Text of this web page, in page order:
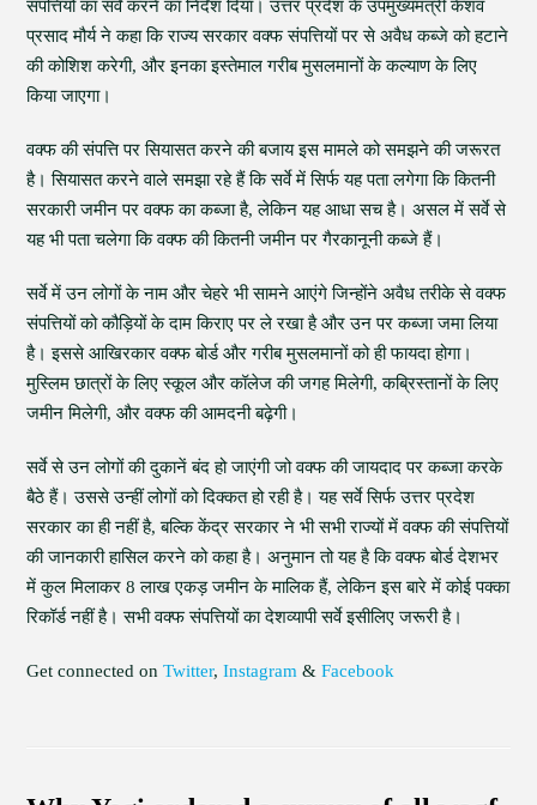
संपत्तियों का सर्वे करने का निर्देश दिया। उत्तर प्रदेश के उपमुख्यमंत्री केशव
प्रसाद मौर्य ने कहा कि राज्य सरकार वक्फ संपत्तियों पर से अवैध कब्जे को हटाने
की कोशिश करेगी, और इनका इस्तेमाल गरीब मुसलमानों के कल्याण के लिए
किया जाएगा।
वक्फ की संपत्ति पर सियासत करने की बजाय इस मामले को समझने की जरूरत
है। सियासत करने वाले समझा रहे हैं कि सर्वे में सिर्फ यह पता लगेगा कि कितनी
सरकारी जमीन पर वक्फ का कब्जा है, लेकिन यह आधा सच है। असल में सर्वे से
यह भी पता चलेगा कि वक्फ की कितनी जमीन पर गैरकानूनी कब्जे हैं।
सर्वे में उन लोगों के नाम और चेहरे भी सामने आएंगे जिन्होंने अवैध तरीके से वक्फ
संपत्तियों को कौड़ियों के दाम किराए पर ले रखा है और उन पर कब्जा जमा लिया
है। इससे आखिरकार वक्फ बोर्ड और गरीब मुसलमानों को ही फायदा होगा।
मुस्लिम छात्रों के लिए स्कूल और कॉलेज की जगह मिलेगी, कब्रिस्तानों के लिए
जमीन मिलेगी, और वक्फ की आमदनी बढ़ेगी।
सर्वे से उन लोगों की दुकानें बंद हो जाएंगी जो वक्फ की जायदाद पर कब्जा करके
बैठे हैं। उससे उन्हीं लोगों को दिक्कत हो रही है। यह सर्वे सिर्फ उत्तर प्रदेश
सरकार का ही नहीं है, बल्कि केंद्र सरकार ने भी सभी राज्यों में वक्फ की संपत्तियों
की जानकारी हासिल करने को कहा है। अनुमान तो यह है कि वक्फ बोर्ड देशभर
में कुल मिलाकर 8 लाख एकड़ जमीन के मालिक हैं, लेकिन इस बारे में कोई पक्का
रिकॉर्ड नहीं है। सभी वक्फ संपत्तियों का देशव्यापी सर्वे इसीलिए जरूरी है।
Get connected onTwitter,Instagram &Facebook